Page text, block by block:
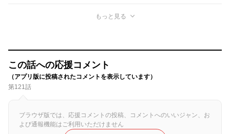
もっと見る
この話への応援コメント
（アプリ版に投稿されたコメントを表示しています）
第121話
ブラウザ版では、応援コメントの投稿、コメントへのいいジャン、お
よび通報機能はご利用いただけません